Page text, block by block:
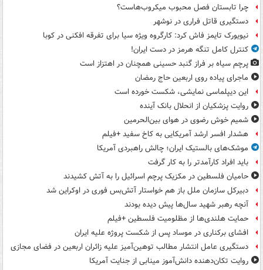
چرا تابستان فصل محبوب میکروب‌هاست؟
دستگیری قاتل فراری در نوشهر
نیویورک تایمز فاش کرد: کارگروه ویژه سیا برای تفرقه افکنی در کوبا
کنترل کامل تنگه هرمز در دست ایران!
پرچم سیاه بر فراز گنبد حسینی همچنان در اهتزاز است
ماجرای پیاده روی اربعین حاج رمضان
این دیپلماسی نمایشی، شکست خورده است
روایت پزشکیان از انحلال بانک آینده
شمیم خوش رضوی در هوای بین‌الحرمین
هشدار افسر ارشد آمریکایی به کاخ سفید +فیلم
موشک‌های بالستیک ایران؛ چالش راهبردی آمریکا
باید افراد کارآمدتر را به کار گرفت
حامیان فلسطین در مکزیک پرچم اسرائیل را به آتش کشیدند
دبیرکل سازمان ملل باز هم خواستار آتش‌بس فوری در اوکراین شد
آنچه رهبر شهید سال‌ها پیش دیده بودند
حمایت هلندی‌ها از مظلومیت فلسطین +فیلم
افشای برکناری در موساد پس از شکست پروژه علیه ایران
دستگیری عامل انتشار مطالب توهین‌آمیز علیه زائران اربعین در فضای مجازی
روایت تکان‌دهنده دانش‌آموز مینابی از جنایت آمریکا